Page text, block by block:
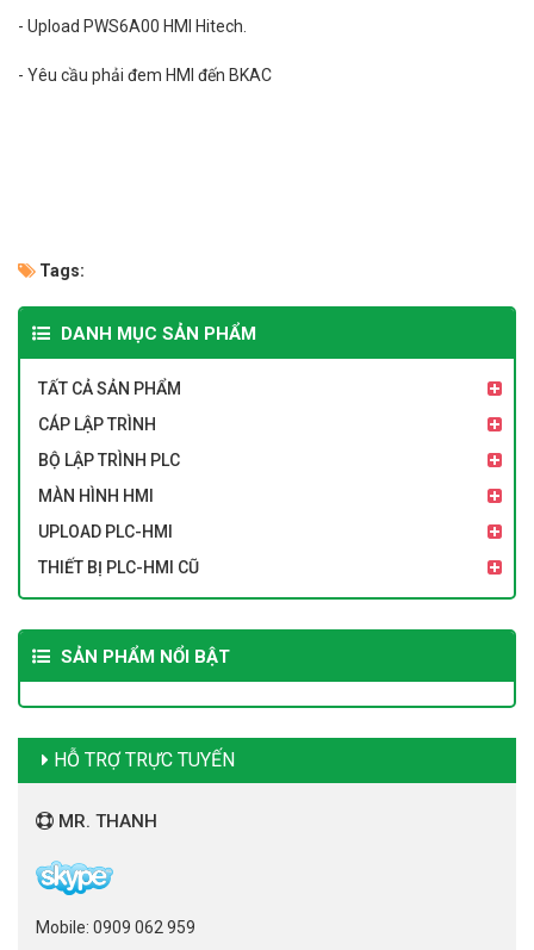
- Upload PWS6A00 HMI Hitech.
- Yêu cầu phải đem HMI đến BKAC
Tags:
DANH MỤC SẢN PHẨM
TẤT CẢ SẢN PHẨM
CÁP LẬP TRÌNH
BỘ LẬP TRÌNH PLC
MÀN HÌNH HMI
UPLOAD PLC-HMI
THIẾT BỊ PLC-HMI CŨ
SẢN PHẨM NỔI BẬT
HỖ TRỢ TRỰC TUYẾN
MR. THANH
Mobile: 0909 062 959